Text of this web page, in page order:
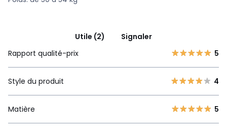
Utile (2)
Signaler
Rapport qualité-prix
5
Style du produit 4
Matière 5